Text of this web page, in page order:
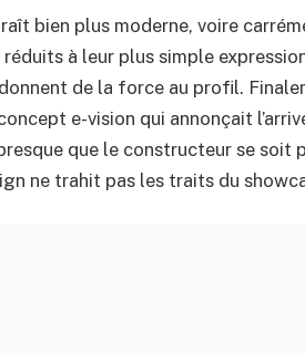
bien plus moderne, voire
réduits à leur plus simple
de la force au profil.
e-vision qui annonçait
que le constructeur se soit
ne trahit pas les traits du